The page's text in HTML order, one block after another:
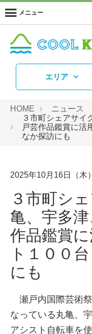
メニュー
エリア
HOME
ニュース
３市町シェアサ
戸芸作品鑑賞に
なか探訪にも
2025年10月16日（木）
３市町シ
亀、宇多
作品鑑賞
ト１００
にも
瀬戸内国際芸術
なっている丸亀、
アシスト自転車を